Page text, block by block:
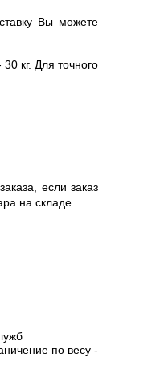
Вы можете
кг. Для точного
если заказ
на складе.
по весу -